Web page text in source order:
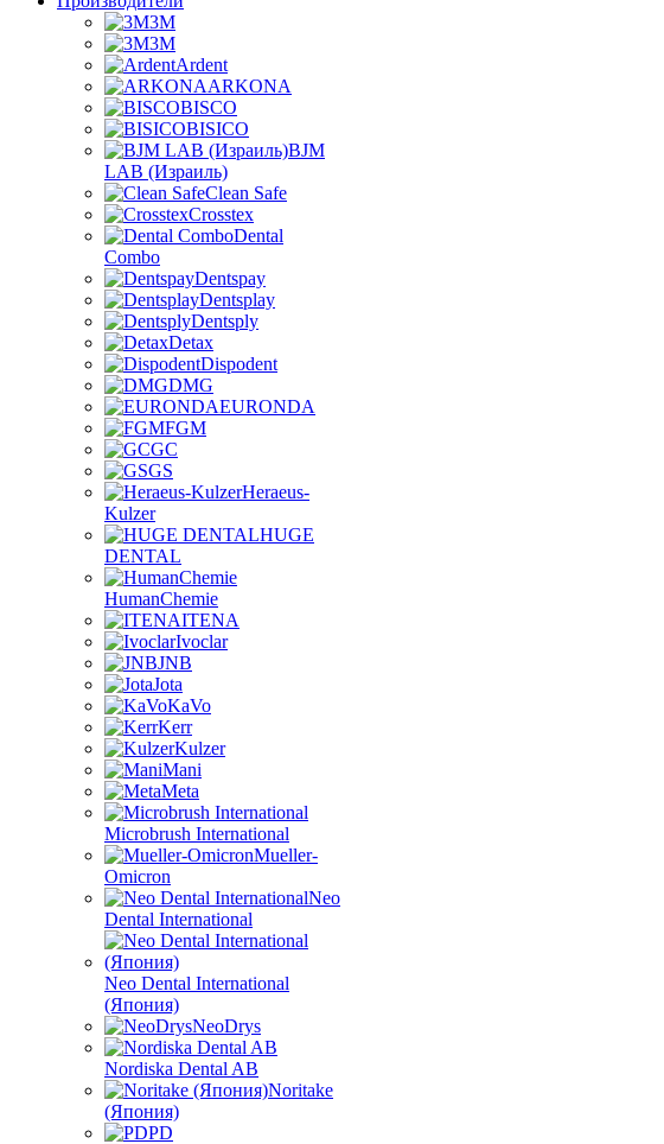
3M
3М
Ardent
ARKONA
BISCO
BISICO
BJM
LAB (Израиль)
Clean Safe
Crosstex
Dental
Combo
Dentspay
Dentsplay
Dentsply
Detax
Dispodent
DMG
EURONDA
FGM
GC
GS
Heraeus-
Kulzer
HUGE
DENTAL
HumanChemie
ITENA
Ivoclar
JNB
Jota
KaVo
Kerr
Kulzer
Mani
Meta
Microbrush International
Mueller-
Omicron
Neo
Dental International
Neo Dental International
(Япония)
NeoDrys
Nordiska Dental AB
Noritake
(Япония)
PD